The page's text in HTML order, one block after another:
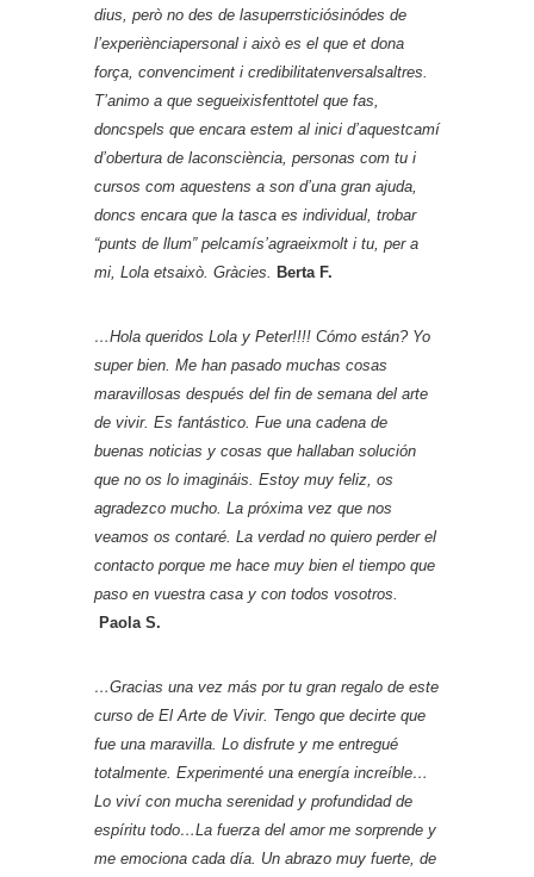
dius, però no des de lasuperrsticiósinódes de
l’experiènciapersonal i això es el que et dona
força, convenciment i credibilitatenversalsaltres.
T’animo a que segueixisfenttotel que fas,
doncspels que encara estem al inici d’aquestcamí
d’obertura de laconsciència, personas com tu i
cursos com aquestens a son d’una gran ajuda,
doncs encara que la tasca es individual, trobar
“punts de llum” pelcamís’agraeixmolt i tu, per a
mi, Lola etsaixò. Gràcies. Berta F.
…Hola queridos Lola y Peter!!!! Cómo están? Yo
super bien. Me han pasado muchas cosas
maravillosas después del fin de semana del arte
de vivir. Es fantástico. Fue una cadena de
buenas noticias y cosas que hallaban solución
que no os lo imagináis. Estoy muy feliz, os
agradezco mucho. La próxima vez que nos
veamos os contaré. La verdad no quiero perder el
contacto porque me hace muy bien el tiempo que
paso en vuestra casa y con todos vosotros.
Paola S.
…Gracias una vez más por tu gran regalo de este
curso de El Arte de Vivir. Tengo que decirte que
fue una maravilla. Lo disfrute y me entregué
totalmente. Experimenté una energía increíble…
Lo viví con mucha serenidad y profundidad de
espíritu todo…La fuerza del amor me sorprende y
me emociona cada día. Un abrazo muy fuerte, de